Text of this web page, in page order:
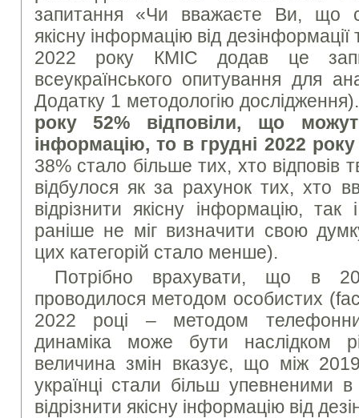
запитання «Чи вважаєте Ви, що
якісну інформацію від дезінформації
2022 року КМІС додав це
всеукраїнського опитування для
Додатку 1 методологію
року 52% відповіли, що
інформацію, то в грудні 2022
38% стало більше тих, хто відповів
відбулося як за рахунок тих, хто
відрізнити якісну інформацію,
раніше не міг визначити свою
цих категорій стало менше).
Потрібно врахувати, що в
проводилося методом особистих
2022 році – методом
динаміка може бути наслідком
величина змін вказує, що між
українці стали більш упевненими
відрізнити якісну інформацію від